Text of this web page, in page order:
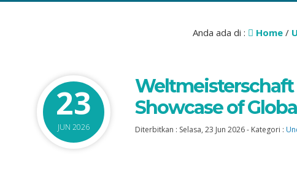
Anda ada di : Home /
23
JUN 2026
Weltmeisterschaft
Showcase of
Diterbitkan : Selasa, 23 Jun 2026- Kategori :